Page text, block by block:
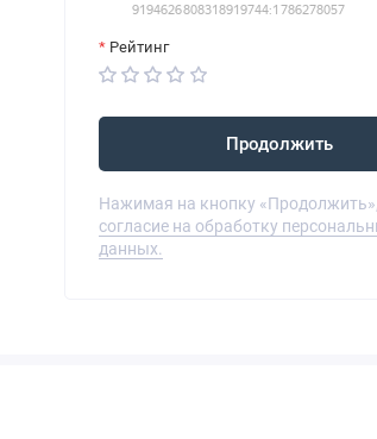
Рейтинг
Продолжить
Нажимая на кнопку
согласие на обработку
данных.